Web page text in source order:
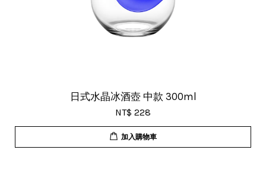
日式水晶冰酒壺 中款 300ml
NT$ 228
加入購物車